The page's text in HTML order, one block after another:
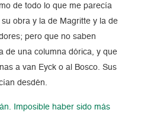
de todo lo que me parecía
obra y la de Magritte y la de
pero que no saben
de una columna dórica, y que
a van Eyck o al Bosco. Sus
desdén.
Imposible haber sido más